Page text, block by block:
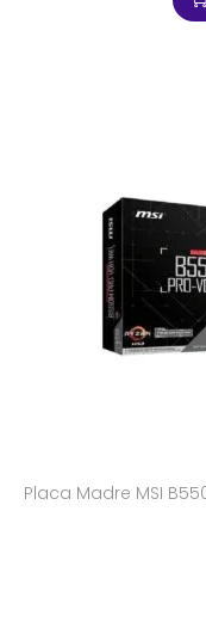
Placa Madre MSI